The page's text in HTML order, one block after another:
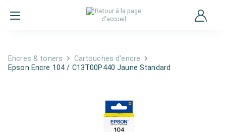
Encres & toners
Cartouches d'encre
Epson Encre 104 / C13T00P440 Jaune Standard